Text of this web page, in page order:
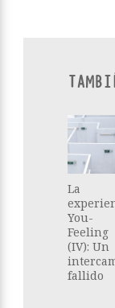
La
You-
Feeling
(IV): Un
fallido